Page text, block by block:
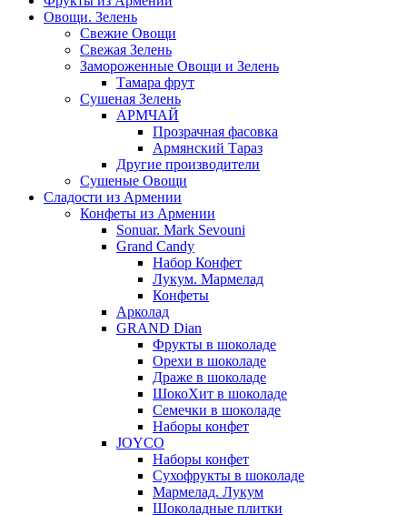
Овощи. Зелень
Свежие Овощи
Свежая Зелень
Замороженные Овощи и Зелень
Тамара фрут
Сушеная Зелень
АРМЧАЙ
Прозрачная фасовка
Армянский Тараз
Другие производители
Сушеные Овощи
Сладости из Армении
Конфеты из Армении
Sonuar. Mark Sevouni
Grand Candy
Набор Конфет
Лукум. Мармелад
Конфеты
Арколад
GRAND Dian
Фрукты в шоколаде
Орехи в шоколаде
Драже в шоколаде
ШокоХит в шоколаде
Семечки в шоколаде
Наборы конфет
JOYCO
Наборы конфет
Сухофрукты в шоколаде
Мармелад. Лукум
Шоколадные плитки